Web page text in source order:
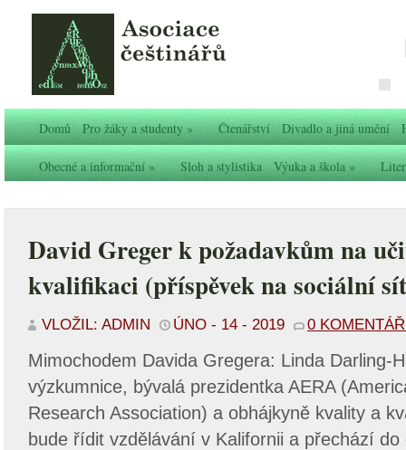
Domů Pro žáky a studenty» Čtenářství Divadlo a jiná umění
Obecné a informační» Sloh a stylistika Výuka a škola»
David Greger k požadavkům na
kvalifikaci (příspěvek na sociální
VLOŽIL: ADMIN ÚNO - 14 - 2019 0
Mimochodem Davida Gregera: Linda Darling-
výzkumnice, bývalá prezidentka AERA
Research Association) a obhájkyně kvality a
bude řídit vzdělávání v Kalifornii a přechází